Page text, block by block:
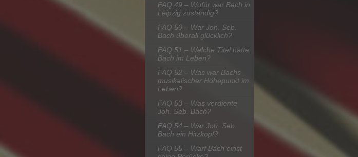
FAQ 49 – Wofür war Bach in
Leipzig zuständig?
FAQ 50 – War Joh. Seb.
Bach überall glücklich?
FAQ 51 – Welche Titel hatte
Bach im Leben?
FAQ 52 – Was war Bachs
musikalischer Höhepunkt im
Leben?
FAQ 53 – Was verdiente
Joh. Seb. Bach?
FAQ 54 – War Joh. Seb.
Bach ein Hitzkopf?
FAQ 55 – Warf Bach einst